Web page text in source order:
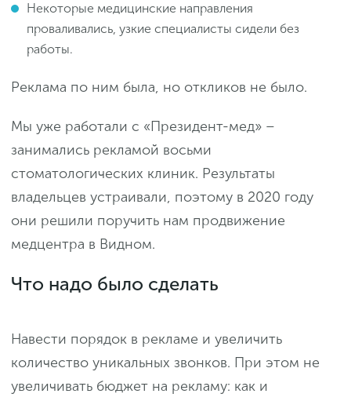
Некоторые медицинские направления
проваливались, узкие специалисты сидели без
работы.
Реклама по ним была, но откликов не было.
Мы уже работали с «Президент-мед» –
занимались рекламой восьми
стоматологических клиник. Результаты
владельцев устраивали, поэтому в 2020 году
они решили поручить нам продвижение
медцентра в Видном.
Что надо было сделать
Навести порядок в рекламе и увеличить
количество уникальных звонков. При этом не
увеличивать бюджет на рекламу: как и